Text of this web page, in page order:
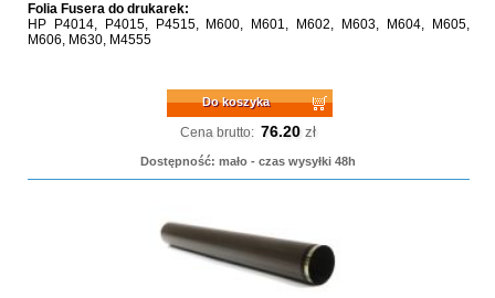
Folia Fusera do drukarek:
HP P4014, P4015, P4515, M600, M601, M602, M603, M604, M605,
M606, M630, M4555
Do koszyka
Cena brutto: 76.20 zł
Dostępność: mało - czas wysyłki 48h